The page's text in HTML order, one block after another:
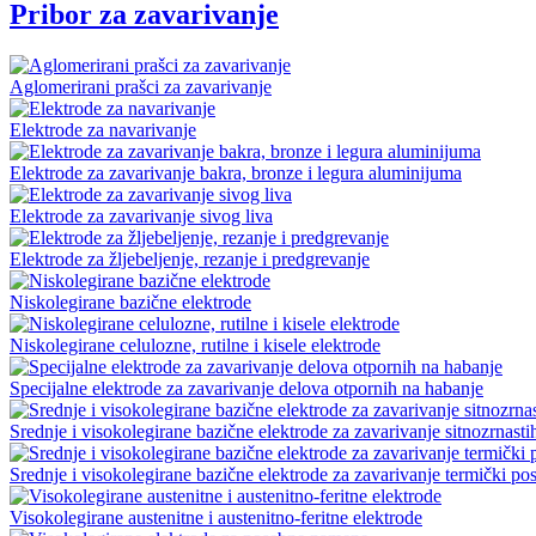
Pribor za zavarivanje
Aglomerirani prašci za zavarivanje
Elektrode za navarivanje
Elektrode za zavarivanje bakra, bronze i legura aluminijuma
Elektrode za zavarivanje sivog liva
Elektrode za žljebeljenje, rezanje i predgrevanje
Niskolegirane bazične elektrode
Niskolegirane celulozne, rutilne i kisele elektrode
Specijalne elektrode za zavarivanje delova otpornih na habanje
Srednje i visokolegirane bazične elektrode za zavarivanje
Srednje i visokolegirane bazične elektrode za zavarivanje termički
Visokolegirane austenitne i austenitno-feritne elektrode